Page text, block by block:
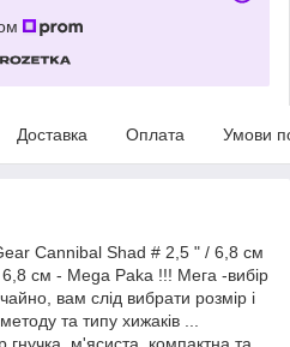
Доставка Оплата Умови
Cannibal Shad # 2,5 " / 6,8 см
см - Mega Paka !!! Мега -вибір
вам слід вибрати розмір і
та типу хижаків ...
гнучка, м'ясиста, компактна та